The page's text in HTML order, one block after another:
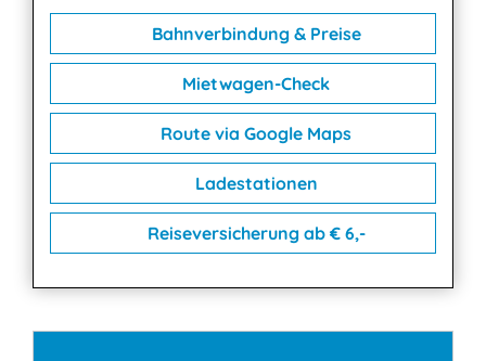
Bahnverbindung & Preise
Mietwagen-Check
Route via Google Maps
Ladestationen
Reiseversicherung ab € 6,-